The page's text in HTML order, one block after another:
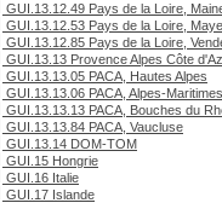
GUI.13.12.49 Pays de la Loire,
GUI.13.12.53 Pays de la Loire,
GUI.13.12.85 Pays de la Loire,
GUI.13.13 Provence Alpes Côte
GUI.13.13.05 PACA, Hautes Alpes
GUI.13.13.06 PACA, Alpes-Maritimes
GUI.13.13.13 PACA, Bouches du
GUI.13.13.84 PACA, Vaucluse
GUI.13.14 DOM-TOM
GUI.15 Hongrie
GUI.16 Italie
GUI.17 Islande